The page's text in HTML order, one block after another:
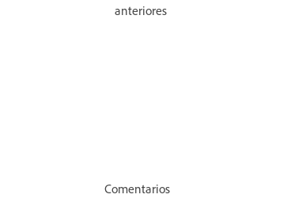
anteriores
Comentarios